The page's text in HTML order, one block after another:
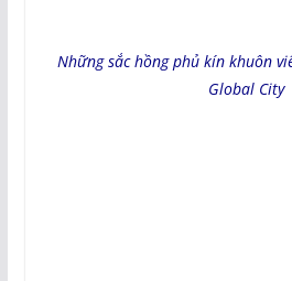
Những sắc hồng phủ kín khuôn
Global City